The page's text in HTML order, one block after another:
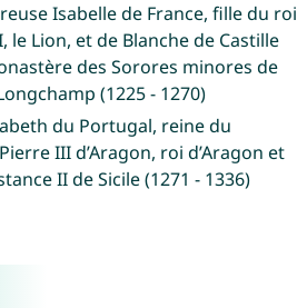
Isabelle de France, fille du roi
le Lion, et de Blanche de Castille
des Sorores minores de
(1225 - 1270)
du Portugal, reine du
III d’Aragon, roi d’Aragon et
II de Sicile (1271 - 1336)